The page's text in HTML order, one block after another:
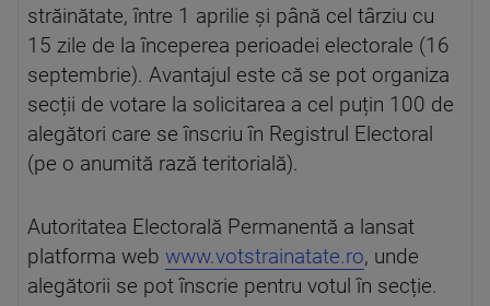
străinătate, între 1 aprilie și până cel târziu cu
15 zile de la începerea perioadei electorale (16
septembrie). Avantajul este că se pot organiza
secții de votare la solicitarea a cel puțin 100 de
alegători care se înscriu în Registrul Electoral
(pe o anumită rază teritorială).
Autoritatea Electorală Permanentă a lansat
platforma web www.votstrainatate.ro, unde
alegătorii se pot înscrie pentru votul în secție.